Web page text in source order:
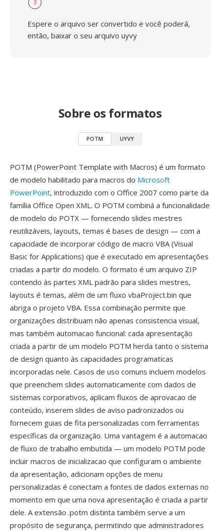
3
Espere o arquivo ser convertido e você poderá,
então, baixar o seu arquivo uyvy
Sobre os formatos
POTM UYVY
POTM (PowerPoint Template with Macros) é um formato
de modelo habilitado para macros do Microsoft
PowerPoint, introduzido com o Office 2007 como parte da
família Office Open XML. O POTM combiná a funcionalidade
de modelo do POTX — fornecendo slides mestres
reutilizáveis, layouts, temas é bases de design — com a
capacidade de incorporar código de macro VBA (Visual
Basic for Applications) que é executado em apresentações
criadas a partir do modelo. O formato é um arquivo ZIP
contendo às partes XML padrão para slides mestres,
layouts é temas, além de um fluxo vbaProject.bin que
abriga o projeto VBA. Essa combinação permite que
organizações distribuam não apenas consistencia visual,
mas também automacao funcional: cada apresentação
criada a partir de um modelo POTM herda tanto o sistema
de design quanto às capacidades programaticas
incorporadas nele. Casos de uso comuns incluem modelos
que preenchem slides automaticamente com dados de
sistemas corporativos, aplicam fluxos de aprovacao de
conteúdo, inserem slides de aviso padronizados ou
fornecem guias de fita personalizadas com ferramentas
específicas da organização. Uma vantagem é a automacao
de fluxo de trabalho embutida — um modelo POTM pode
incluir macros de inicializacao que configuram o ambiente
da apresentação, adicionam opções de menu
personalizadas é conectam a fontes de dados externas no
momento em que uma nova apresentação é criada a partir
dele. A extensão .potm distinta também serve a um
propósito de segurança, permitindo que administradores